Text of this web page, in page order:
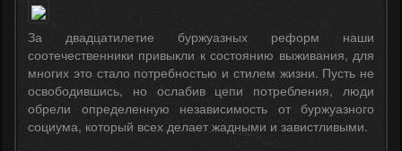
За двадцатилетие буржуазных реформ наши
соотечественники привыкли к состоянию выживания, для
многих это стало потребностью и стилем жизни. Пусть не
освободившись, но ослабив цепи потребления, люди
обрели определенную независимость от буржуазного
социума, который всех делает жадными и завистливыми.